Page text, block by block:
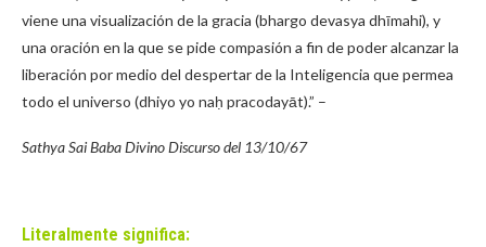
viene una visualización de la gracia (bhargo devasya dhīmahi), y
una oración en la que se pide compasión a fin de poder alcanzar la
liberación por medio del despertar de la Inteligencia que permea
todo el universo (dhiyo yo naḥ pracodayāt).” –
Sathya Sai Baba Divino Discurso del 13/10/67
Literalmente significa: